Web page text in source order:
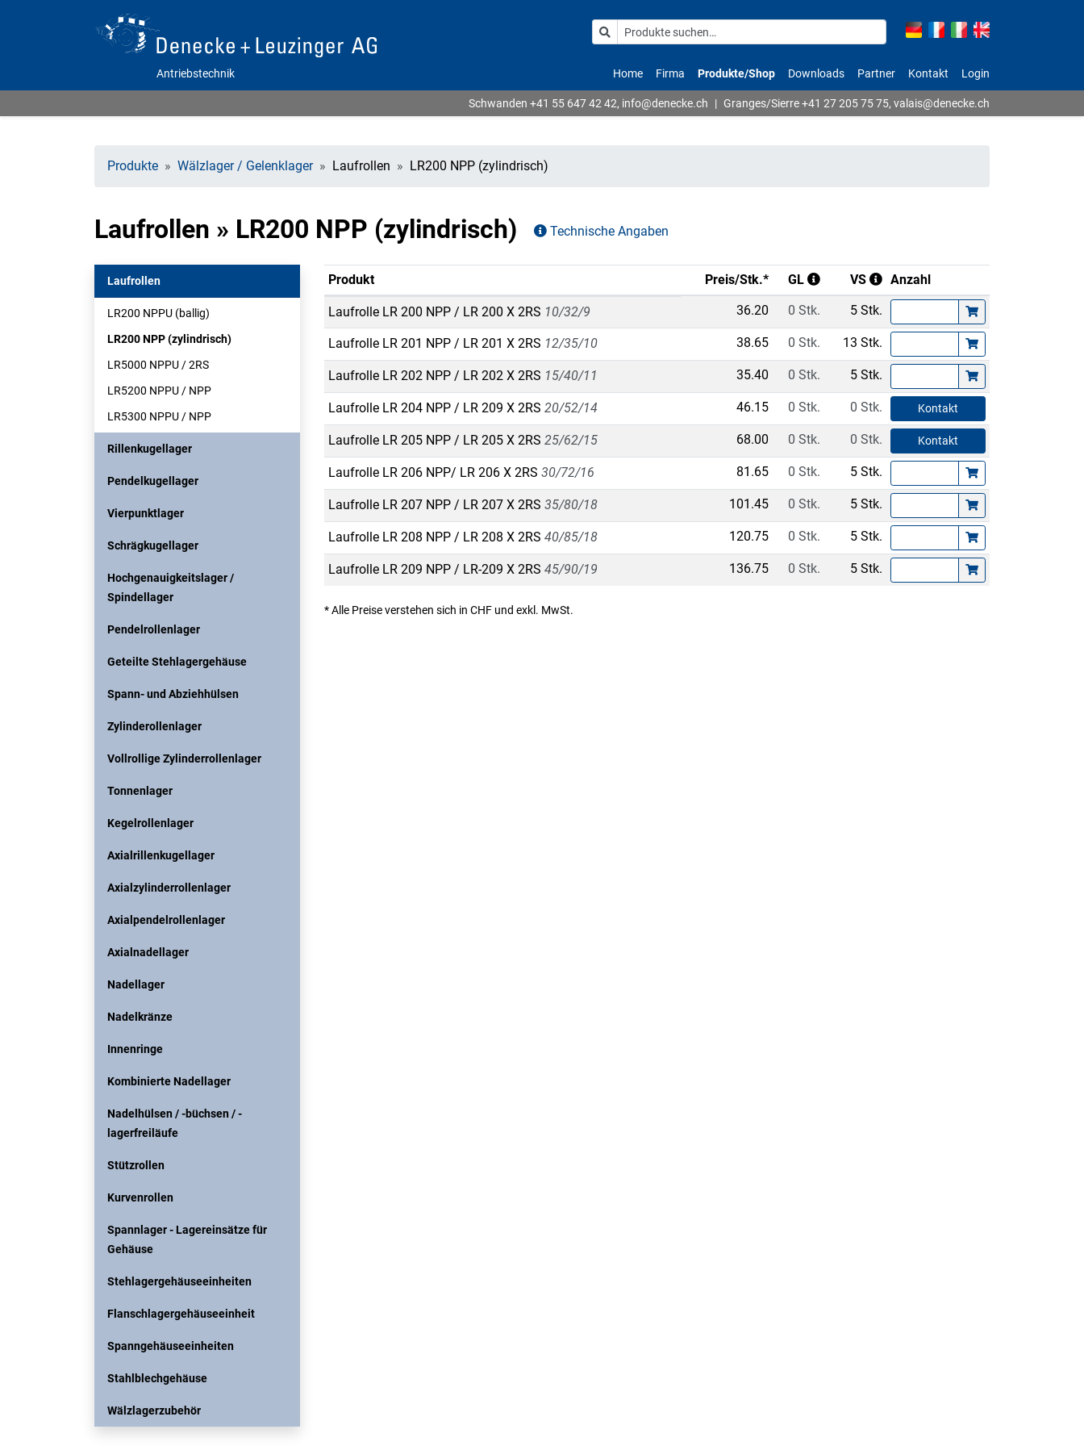
Antriebstechnik Home Firma Produkte/Shop Downloads Partner Kontakt Login
Schwanden +41 55 647 42 42, info@denecke.ch | Granges/Sierre+41 27 205 75 75, valais@denecke.ch
Produkte Wälzlager / Gelenklager Laufrollen LR200 NPP (zylindrisch)
Laufrollen » LR200 NPP (zylindrisch) Technische Angaben
Laufrollen
LR200 NPPU (ballig)
LR200 NPP (zylindrisch)
LR5000 NPPU / 2RS
LR5200 NPPU / NPP
LR5300 NPPU / NPP
Rillenkugellager
Pendelkugellager
Vierpunktlager
Schrägkugellager
Hochgenauigkeitslager /
Spindellager
Pendelrollenlager
Geteilte Stehlagergehäuse
Spann- und Abziehhülsen
Zylinderollenlager
Vollrollige Zylinderrollenlager
Tonnenlager
Kegelrollenlager
Axialrillenkugellager
Axialzylinderrollenlager
Axialpendelrollenlager
Axialnadellager
Nadellager
Nadelkränze
Innenringe
Kombinierte Nadellager
Nadelhülsen / -büchsen / -
lagerfreiläufe
Stützrollen
Kurvenrollen
Spannlager - Lagereinsätze für
Gehäuse
Stehlagergehäuseeinheiten
Flanschlagergehäuseeinheit
Spanngehäuseeinheiten
Stahlblechgehäuse
Wälzlagerzubehör
Produkt Preis/Stk.* GL VS Anzahl
Laufrolle LR 200 NPP / LR 200 X 2RS 10/32/9 36.20 0 Stk. 5 Stk.
Laufrolle LR 201 NPP / LR 201 X 2RS 12/35/10 38.65 0 Stk. 13 Stk.
Laufrolle LR 202 NPP / LR 202 X 2RS 15/40/11 35.40 0 Stk. 5 Stk.
Laufrolle LR 204 NPP / LR 209 X 2RS 20/52/14 46.15 0 Stk. 0 Stk. Kontakt
Laufrolle LR 205 NPP / LR 205 X 2RS 25/62/15 68.00 0 Stk. 0 Stk. Kontakt
Laufrolle LR 206 NPP/ LR 206 X 2RS 30/72/16 81.65 0 Stk. 5 Stk.
Laufrolle LR 207 NPP / LR 207 X 2RS 35/80/18 101.45 0 Stk. 5 Stk.
Laufrolle LR 208 NPP / LR 208 X 2RS 40/85/18 120.75 0 Stk. 5 Stk.
Laufrolle LR 209 NPP / LR-209 X 2RS 45/90/19 136.75 0 Stk. 5 Stk.
* Alle Preise verstehen sich in CHF und exkl. MwSt.